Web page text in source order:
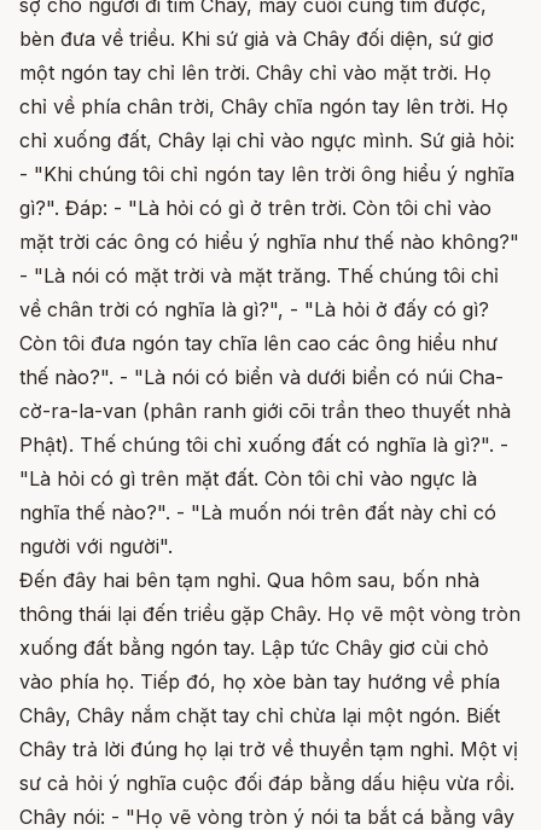
bèn đưa về triều. Khi sứ giả và Chây đối diện, sứ giơ
một ngón tay chỉ lên trời. Chây chỉ vào mặt trời. Họ
chỉ về phía chân trời, Chây chĩa ngón tay lên trời. Họ
chỉ xuống đất, Chây lại chỉ vào ngực mình. Sứ giả hỏi:
- "Khi chúng tôi chỉ ngón tay lên trời ông hiểu ý nghĩa
gì?". Đáp: - "Là hỏi có gì ở trên trời. Còn tôi chỉ vào
mặt trời các ông có hiểu ý nghĩa như thế nào không?"
- "Là nói có mặt trời và mặt trăng. Thế chúng tôi chỉ
về chân trời có nghĩa là gì?", - "Là hỏi ở đấy có gì?
Còn tôi đưa ngón tay chĩa lên cao các ông hiểu như
thế nào?". - "Là nói có biển và dưới biển có núi Cha-
cờ-ra-la-van (phân ranh giới cõi trần theo thuyết nhà
Phật). Thế chúng tôi chỉ xuống đất có nghĩa là gì?". -
"Là hỏi có gì trên mặt đất. Còn tôi chỉ vào ngực là
nghĩa thế nào?". - "Là muốn nói trên đất này chỉ có
người với người".
Đến đây hai bên tạm nghỉ. Qua hôm sau, bốn nhà
thông thái lại đến triều gặp Chây. Họ vẽ một vòng tròn
xuống đất bằng ngón tay. Lập tức Chây giơ cùi chỏ
vào phía họ. Tiếp đó, họ xòe bàn tay hướng về phía
Chây, Chây nắm chặt tay chỉ chừa lại một ngón. Biết
Chây trả lời đúng họ lại trở về thuyền tạm nghỉ. Một vị
sư cả hỏi ý nghĩa cuộc đối đáp bằng dấu hiệu vừa rồi.
Chây nói: - "Họ vẽ vòng tròn ý nói ta bắt cá bằng vây